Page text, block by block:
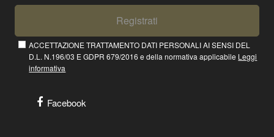
Registrati
ACCETTAZIONE TRATTAMENTO DATI PERSONALI AI SENSI DEL
D.L. N.196/03 E GDPR 679/2016 e della normativa applicabile Leggi
informativa
Facebook